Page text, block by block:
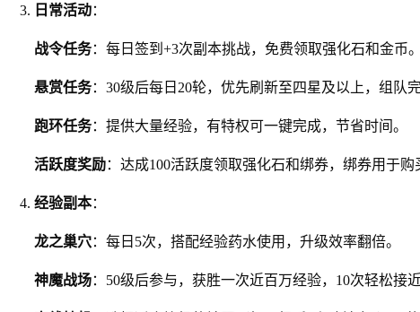
日常活动：
战令任务：每日签到+3次副本挑战，免费领取强化石和金币。
悬赏任务：30级后每日20轮，优先刷新至四星及以上，组队
跑环任务：提供大量经验，有特权可一键完成，节省时间。
活跃度奖励：达成100活跃度领取强化石和绑券，绑券用于购
经验副本：
龙之巢穴：每日5次，搭配经验药水使用，升级效率翻倍。
神魔战场：50级后参与，获胜一次近百万经验，10次轻松接近